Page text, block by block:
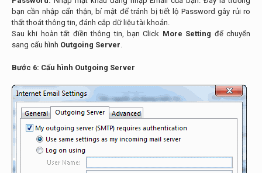
bạn cần nhập cẩn thận, bí mật để tránh bị tiết lộ Password gây rủi ro
thất thoát thông tin, đánh cắp dữ liệu tài khoản.
Sau khi hoàn tất điền thông tin, bạn Click More Setting để chuyển
sang cấu hình Outgoing Server.
Bước 6: Cấu hình Outgoing Server